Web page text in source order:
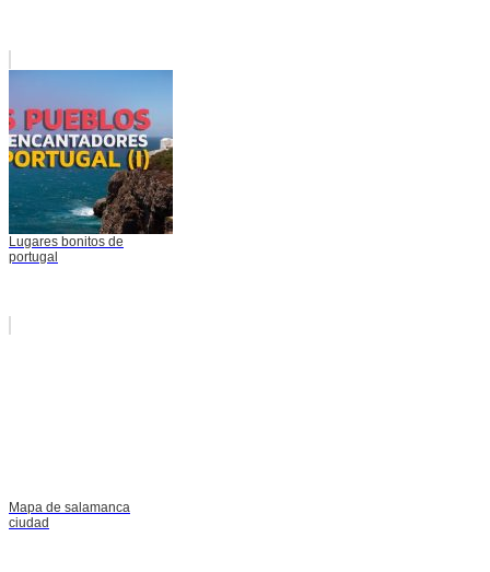
Lugares bonitos de
portugal
Mapa de salamanca
ciudad